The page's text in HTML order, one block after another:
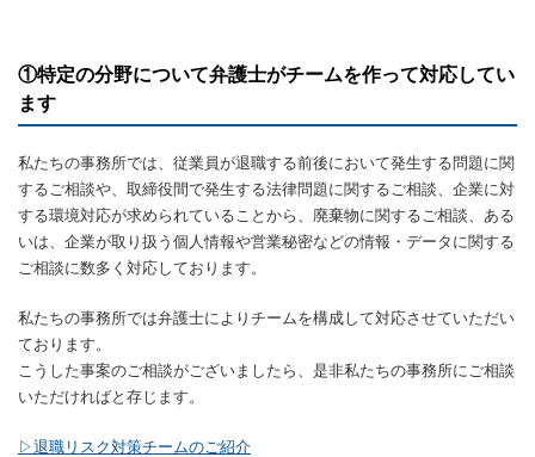
①特定の分野について弁護士がチームを作って対応してい
ます
私たちの事務所では、従業員が退職する前後において発生する問題に関
するご相談や、取締役間で発生する法律問題に関するご相談、企業に対
する環境対応が求められていることから、廃棄物に関するご相談、ある
いは、企業が取り扱う個人情報や営業秘密などの情報・データに関する
ご相談に数多く対応しております。
私たちの事務所では弁護士によりチームを構成して対応させていただい
ております。
こうした事案のご相談がございましたら、是非私たちの事務所にご相談
いただければと存じます。
▷退職リスク対策チームのご紹介